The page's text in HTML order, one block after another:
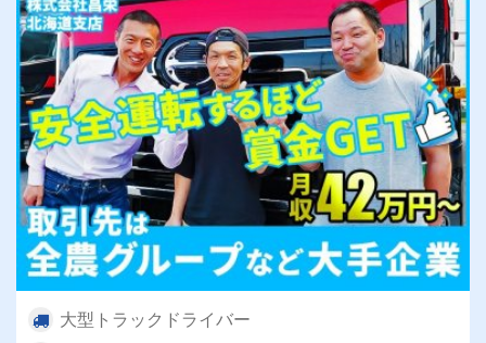
大型トラックドライバー